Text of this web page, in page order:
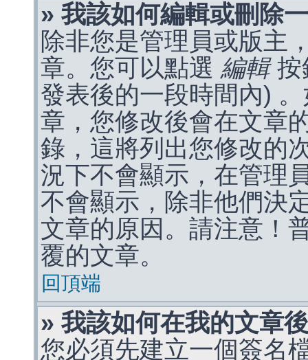
» 我該如何編輯或刪除
除非您是管理員或版主
章。您可以點選 編輯按
發表後的一段時間內)
章，您修改後會在文章
錄，這將列出您修改的
況下不會顯示，在管理
不會顯示，除非他們決
文章的原因。請注意！
覆的文章。
回頂端
» 我該如何在我的文章
您必須先建立一個簽名